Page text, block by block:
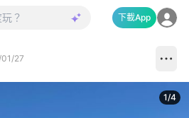
下載App
27
1/4